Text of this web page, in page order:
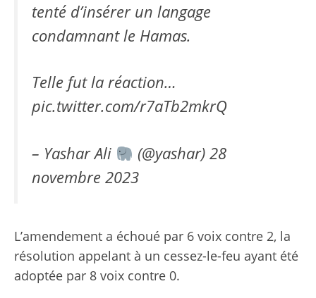
tenté d’insérer un langage
condamnant le Hamas.
Telle fut la réaction…
pic.twitter.com/r7aTb2mkrQ
– Yashar Ali (@yashar) 28
novembre 2023
L’amendement a échoué par 6 voix contre 2, la
résolution appelant à un cessez-le-feu ayant été
adoptée par 8 voix contre 0.